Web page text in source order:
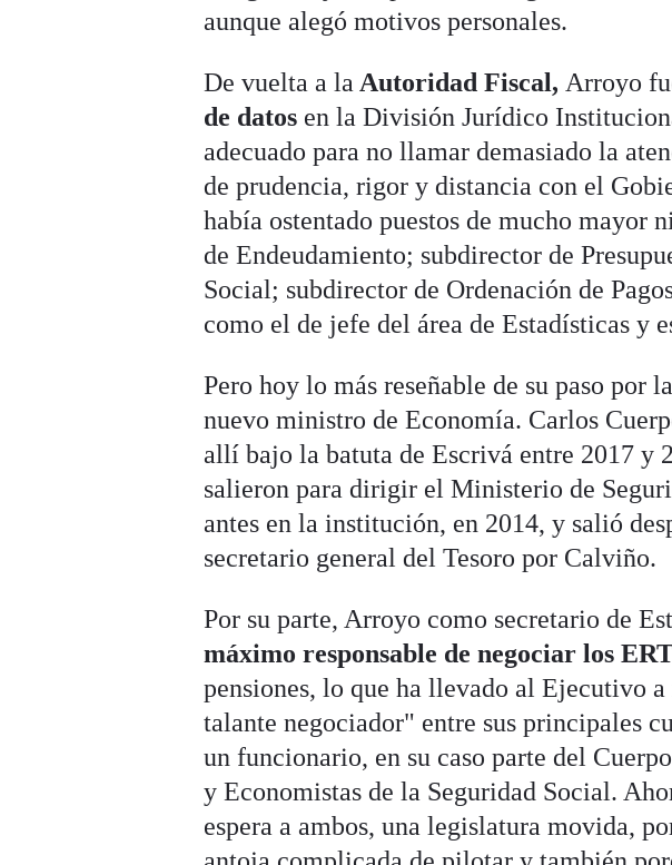
aunque alegó motivos personales.
De vuelta a la Autoridad Fiscal, Arroyo
de datos en la División Jurídico
adecuado para no llamar demasiado la
de prudencia, rigor y distancia con el
había ostentado puestos de mucho mayor
de Endeudamiento; subdirector de
Social; subdirector de Ordenación de
como el de jefe del área de Estadísticas y
Pero hoy lo más reseñable de su paso por
nuevo ministro de Economía. Carlos
allí bajo la batuta de Escrivá entre 2017 y
salieron para dirigir el Ministerio de
antes en la institución, en 2014, y salió
secretario general del Tesoro por Calviño.
Por su parte, Arroyo como secretario de
máximo responsable de negociar los
pensiones, lo que ha llevado al Ejecutivo
talante negociador" entre sus principales
un funcionario, en su caso parte del
y Economistas de la Seguridad Social.
espera a ambos, una legislatura movida,